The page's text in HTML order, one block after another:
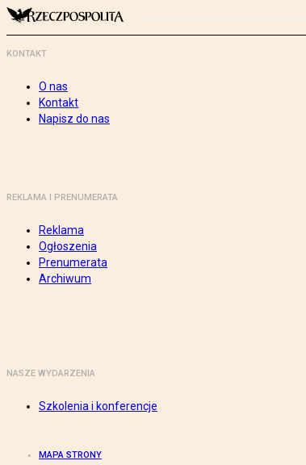
KONTAKT
O nas
Kontakt
Napisz do nas
REKLAMA I PRENUMERATA
Reklama
Ogłoszenia
Prenumerata
Archiwum
NASZE WYDARZENIA
Szkolenia i konferencje
MAPA STRONY